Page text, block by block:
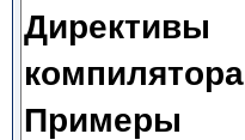
Директивы
компилятора
Примеры